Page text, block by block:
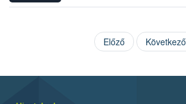
Előző Következő